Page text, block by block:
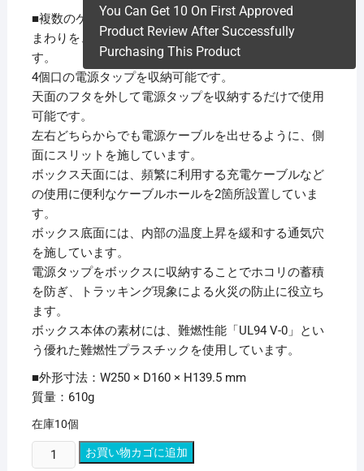
■複数のケーブルやコードで雑然としがちな電源タップ
まわりを、スッキリ快適になるケーブルボックスで
す。
4個口の電源タップを収納可能です。
天面のフタを外して電源タップを収納するだけで使用
可能です。
左右どちらからでも電源ケーブルを出せるように、側
面にスリットを施しています。
ボックス天面には、頻繁に利用する充電ケーブルなど
の使用に便利なケーブルホールを2箇所設置していま
す。
ボックス底面には、内部の温度上昇を緩和する通気穴
を施しています。
電源タップをボックスに収納することでホコリの蓄積
を防ぎ、トラッキング現象による火災の防止に役立ち
ます。
ボックス本体の素材には、難燃性能「UL94 V-0」とい
う優れた難燃性プラスチックを使用しています。
■外形寸法：W250 × D160 × H139.5 mm
質量：610g
在庫10個
You Can Get 10 On First Approved
Product Review After Successfully
Purchasing This Product
お買い物カゴに追加